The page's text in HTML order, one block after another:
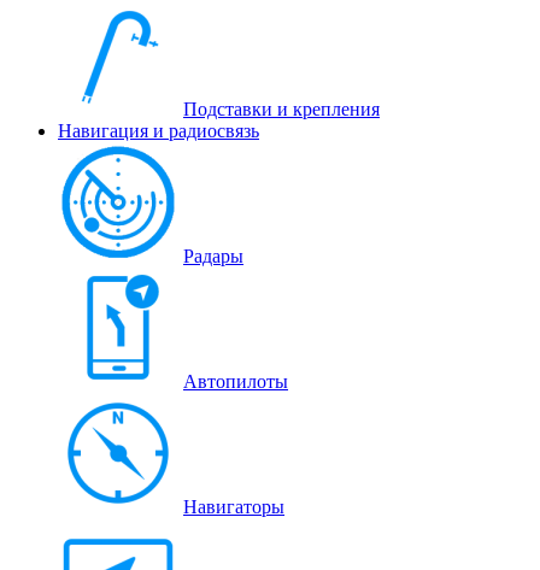
Подставки и крепления
Навигация и радиосвязь
Радары
Автопилоты
Навигаторы